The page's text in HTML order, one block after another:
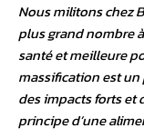
Nous militons chez
plus grand nombre
santé et meilleure
massification est
des impacts forts et
principe d’une